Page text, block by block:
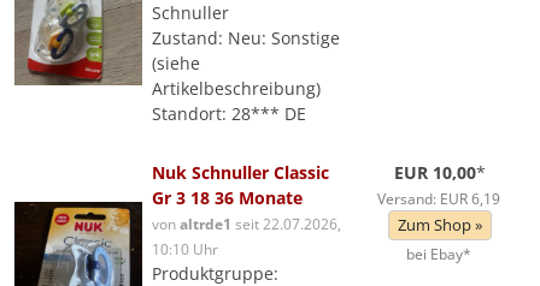
Schnuller
Zustand: Neu: Sonstige
(siehe
Artikelbeschreibung)
Standort: 28*** DE
Nuk Schnuller Classic
Gr 3 18 36 Monate
vonaltrde1 seit 22.07.2026,
10:10 Uhr
Produktgruppe:
EUR 10,00*
Versand: EUR 6,19
Zum Shop »
bei Ebay*